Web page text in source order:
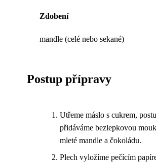
Zdobení
mandle (celé nebo sekané)
Postup přípravy
Utřeme máslo s cukrem,
přidáváme bezlepkovou
mleté mandle a čokoládu.
Plech vyložíme pečícím